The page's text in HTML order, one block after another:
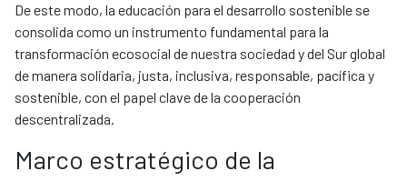
De este modo, la educación para el desarrollo sostenible se
consolida como un instrumento fundamental para la
transformación ecosocial de nuestra sociedad y del Sur global
de manera solidaria, justa, inclusiva, responsable, pacífica y
sostenible, con el papel clave de la cooperación
descentralizada.
Marco estratégico de la